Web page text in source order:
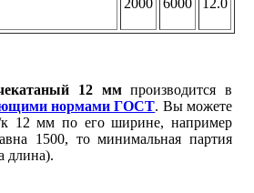
2000 6000 12.0
12 ммпроизводится в
нормами ГОСТ. Вы можете
к 12 мм по его ширине, например
1500, то минимальная партия
длина).